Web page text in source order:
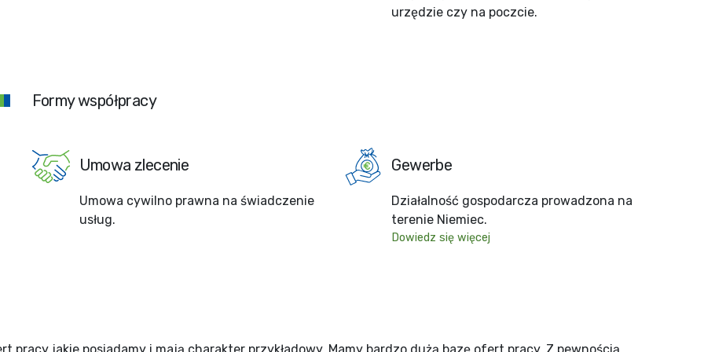
urzędzie czy na poczcie.
Formy współpracy
Umowa zlecenie
Umowa cywilno prawna na świadczenie
usług.
Gewerbe
Działalność gospodarcza prowadzona na
terenie Niemiec.
Dowiedz się więcej